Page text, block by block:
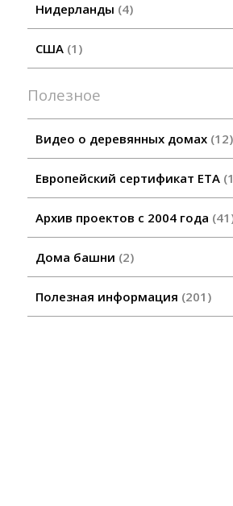
Нидерланды 4
США 1
Полезное
Видео о деревянных домах 12
Европейский сертификат ETA 1
Архив проектов с 2004 года 41
Дома башни 2
Полезная информация 201